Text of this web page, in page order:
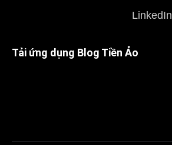
LinkedIn
Tải ứng dụng Blog Tiền Ảo